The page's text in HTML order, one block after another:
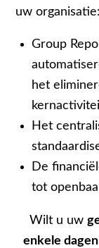
uw organisatie:
Group
het
Het
De
tot
Wilt u uw
enkele dagen